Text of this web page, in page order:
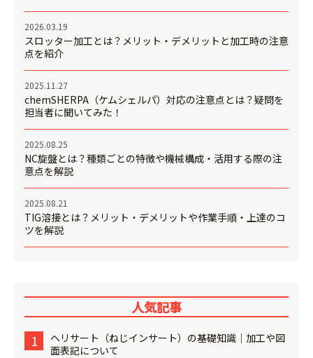
2026.03.19
スロッター加工とは？メリット・デメリットと加工時の注意
点を紹介
2025.11.27
chemSHERPA（ケムシェルパ）対応の注意点とは？疑問を
担当者に聞いてみた！
2025.08.25
NC旋盤とは？種類ごとの特徴や機械構成・活用する際の注
意点を解説
2025.08.21
TIG溶接とは？メリット・デメリットや作業手順・上達のコ
ツを解説
人気記事
1
ヘリサート（ねじインサート）の基礎知識│加工や図
面表記について